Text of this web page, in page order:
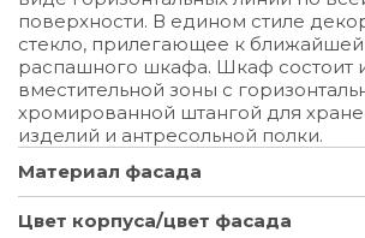
поверхности. В едином стиле
стекло, прилегающее к ближайшей
распашного шкафа. Шкаф состоит
вместительной зоны с
хромированной штангой для
изделий и антресольной полки.
Материал фасада
Цвет корпуса/цвет фасада